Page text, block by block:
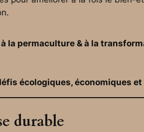
la permaculture & à la
écologiques, économiques
durable